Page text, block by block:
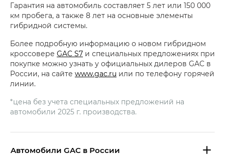
Гарантия на автомобиль составляет 5 лет или 150 000
км пробега, а также 8 лет на основные элементы
гибридной системы.
Более подробную информацию о новом гибридном
кроссовере GAC S7 и специальных предложениях при
покупке можно узнать у официальных дилеров GAC в
России, на сайте www.gac.ru или по телефону горячей
линии.
*цена без учета специальных предложений на
автомобили 2025 г. производства.
Aвтомобили GAC в России